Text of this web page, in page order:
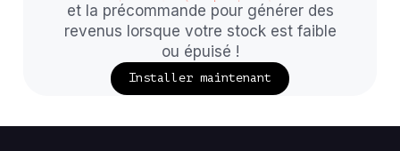
et la précommande pour générer des
revenus lorsque votre stock est faible
ou épuisé !
Installer maintenant